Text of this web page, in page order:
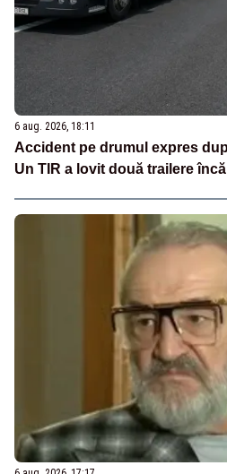
6 aug. 2026, 18:11
Accident pe drumul expres
Un TIR a lovit două trailere